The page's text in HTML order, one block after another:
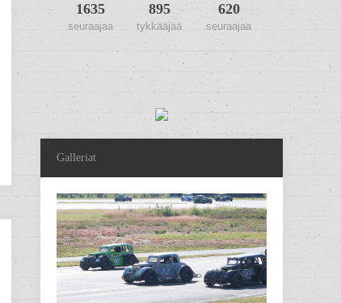
1635
seuraajaa
895
tykkääjää
620
seuraajaa
Galleriat